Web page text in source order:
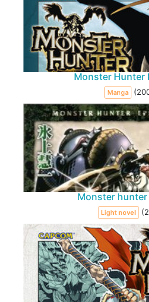
Monster Hunter
Manga
Monster
Light novel